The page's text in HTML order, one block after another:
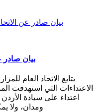
بيان صادر
يتابع الاتحاد العام
الاعتداءات التي استهدفت
اعتداء على سيادة
ومدان، ولا